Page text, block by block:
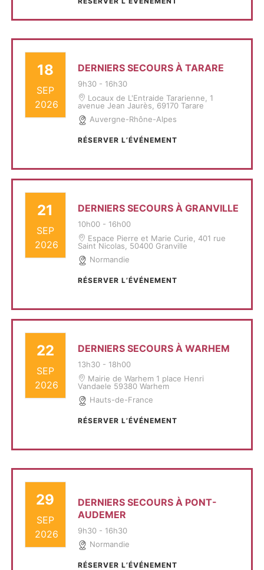
18
SEP
2026
DERNIERS SECOURS À TARARE
9h30- 16h30
Locaux de L'Entraide Tararienne, 1
avenue Jean Jaurès, 69170 Tarare
Auvergne-Rhône-Alpes
RÉSERVER L’ÉVÉNEMENT
21
SEP
2026
DERNIERS SECOURS À GRANVILLE
10h00- 16h00
Espace Pierre et Marie Curie, 401 rue
Saint Nicolas, 50400 Granville
Normandie
RÉSERVER L’ÉVÉNEMENT
22
SEP
2026
DERNIERS SECOURS À WARHEM
13h30- 18h00
Mairie de Warhem 1 place Henri
Vandaele 59380 Warhem
Hauts-de-France
RÉSERVER L’ÉVÉNEMENT
29
SEP
2026
DERNIERS SECOURS À PONT-
AUDEMER
9h30- 16h30
Normandie
RÉSERVER L’ÉVÉNEMENT